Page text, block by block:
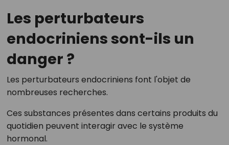
Les perturbateurs
endocriniens sont-ils un
danger ?
Les perturbateurs endocriniens font l'objet de
nombreuses recherches.
Ces substances présentes dans certains produits du
quotidien peuvent interagir avec le système
hormonal.